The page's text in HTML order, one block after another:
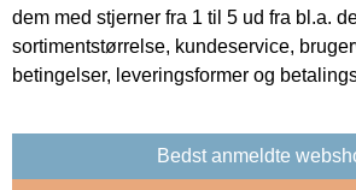
dem med stjerner fra 1 til 5 ud fra bl.a.
sortimentstørrelse, kundeservice,
betingelser, leveringsformer og
Bedst anmeldte